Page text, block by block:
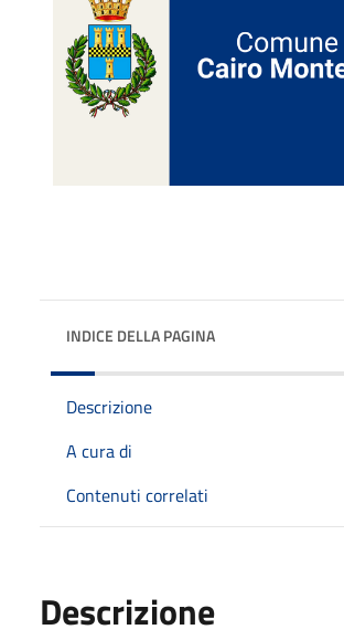
INDICE DELLA PAGINA
Descrizione
A cura di
Contenuti correlati
Descrizione